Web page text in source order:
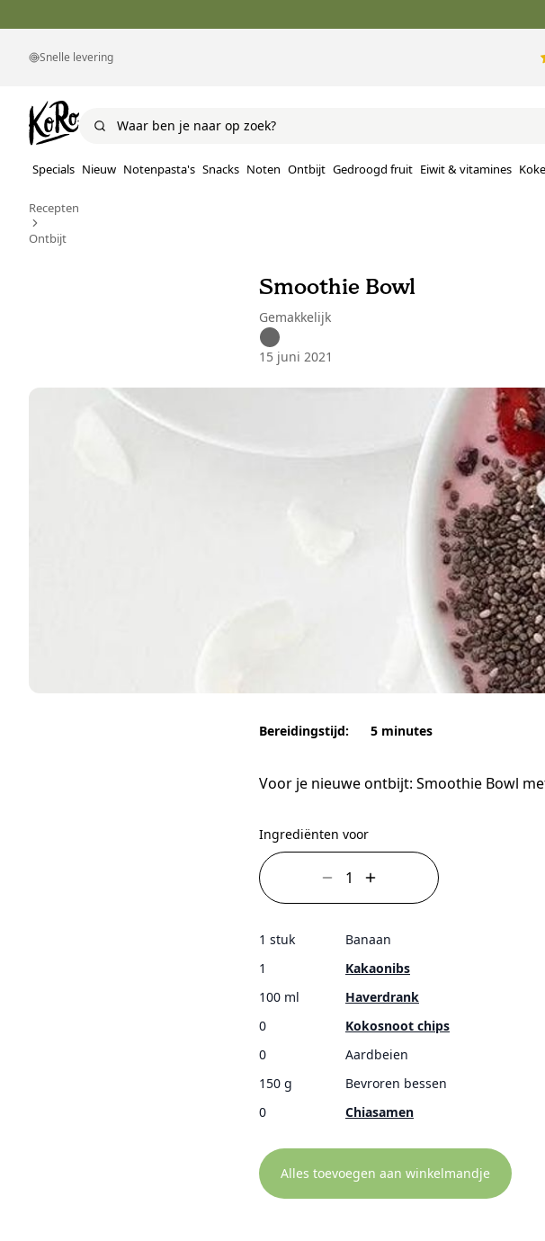
Snelle levering
Specials Nieuw Notenpasta's Snacks Noten Ontbijt Gedroogd fruit Eiwit & vitamines
Recepten
Ontbijt
Smoothie Bowl
Gemakkelijk
15 juni 2021
Bereidingstijd: 5 minutes
Voor je nieuwe ontbijt: Smoothie Bowl
Ingrediënten voor
1 stuk
Banaan
1
Kakaonibs
100 ml
Haverdrank
0
Kokosnoot chips
0
Aardbeien
150 g
Bevroren bessen
0
Chiasamen
Alles toevoegen aan winkelmandje